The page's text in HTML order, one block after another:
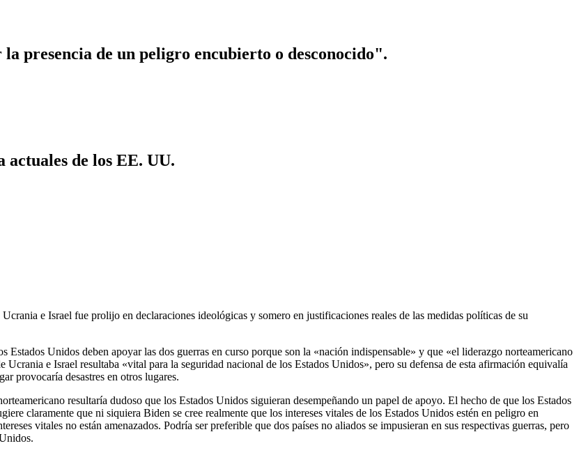
presencia de un peligro encubierto o desconocido".
actuales de los EE. UU.
e Israel fue prolijo en declaraciones ideológicas y somero en justificaciones reales de las medidas políticas de su
Unidos deben apoyar las dos guerras en curso porque son la «nación indispensable» y que «el liderazgo norteamericano
e Israel resultaba «vital para la seguridad nacional de los Estados Unidos», pero su defensa de esta afirmación equivalía
provocaría desastres en otros lugares.
resultaría dudoso que los Estados Unidos siguieran desempeñando un papel de apoyo. El hecho de que los Estados
claramente que ni siquiera Biden se cree realmente que los intereses vitales de los Estados Unidos estén en peligro en
vitales no están amenazados. Podría ser preferible que dos países no aliados se impusieran en sus respectivas guerras, pero